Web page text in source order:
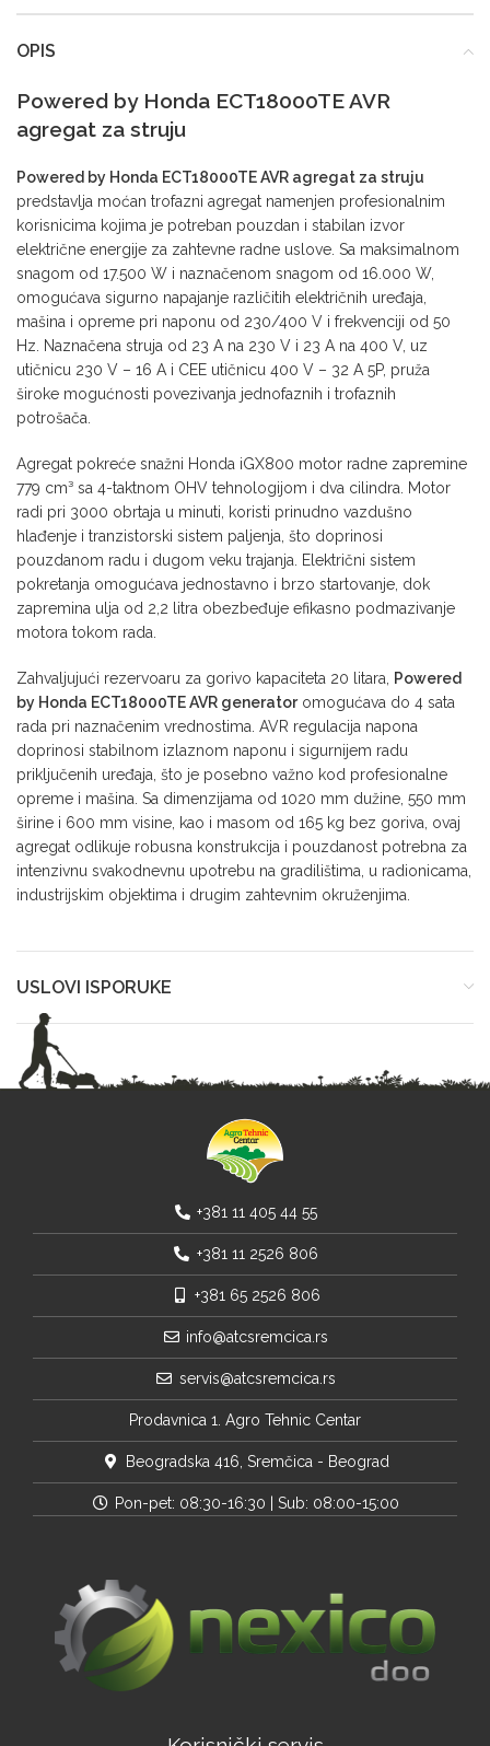
OPIS
Powered by Honda ECT18000TE AVR
agregat za struju
Powered by Honda ECT18000TE AVR agregat za struju
predstavlja moćan trofazni agregat namenjen profesionalnim
korisnicima kojima je potreban pouzdan i stabilan izvor
električne energije za zahtevne radne uslove. Sa maksimalnom
snagom od 17.500 W i naznačenom snagom od 16.000 W,
omogućava sigurno napajanje različitih električnih uređaja,
mašina i opreme pri naponu od 230/400 V i frekvenciji od 50
Hz. Naznačena struja od 23 A na 230 V i 23 A na 400 V, uz
utičnicu 230 V – 16 A i CEE utičnicu 400 V – 32 A 5P, pruža
široke mogućnosti povezivanja jednofaznih i trofaznih
potrošača.
Agregat pokreće snažni Honda iGX800 motor radne zapremine
779 cm³ sa 4-taktnom OHV tehnologijom i dva cilindra. Motor
radi pri 3000 obrtaja u minuti, koristi prinudno vazdušno
hlađenje i tranzistorski sistem paljenja, što doprinosi
pouzdanom radu i dugom veku trajanja. Električni sistem
pokretanja omogućava jednostavno i brzo startovanje, dok
zapremina ulja od 2,2 litra obezbeđuje efikasno podmazivanje
motora tokom rada.
Zahvaljujući rezervoaru za gorivo kapaciteta 20 litara,
Powered
by Honda ECT18000TE AVR generatoromogućava do 4 sata
rada pri naznačenim vrednostima. AVR regulacija napona
doprinosi stabilnom izlaznom naponu i sigurnijem radu
priključenih uređaja, što je posebno važno kod profesionalne
opreme i mašina. Sa dimenzijama od 1020 mm dužine, 550 mm
širine i 600 mm visine, kao i masom od 165 kg bez goriva, ovaj
agregat odlikuje robusna konstrukcija i pouzdanost potrebna za
intenzivnu svakodnevnu upotrebu na gradilištima, u radionicama,
industrijskim objektima i drugim zahtevnim okruženjima.
USLOVI ISPORUKE
+381 11 405 44 55
+381 11 2526 806
+381 65 2526 806
info@atcsremcica.rs
servis@atcsremcica.rs
Prodavnica 1. Agro Tehnic Centar
Beogradska 416, Sremčica - Beograd
Pon-pet: 08:30-16:30 | Sub: 08:00-15:00